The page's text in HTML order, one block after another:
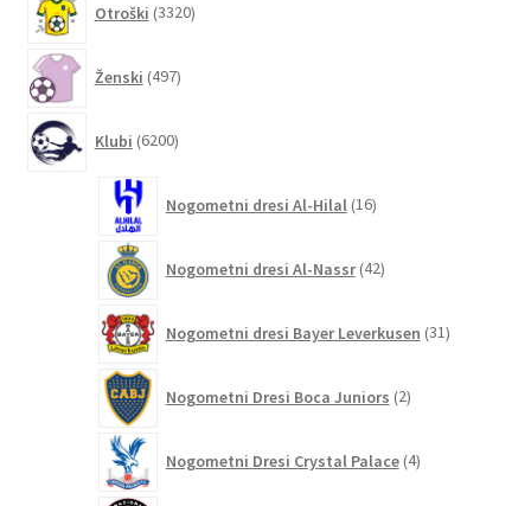
Otroški 3320izdelkov
Ženski 497izdelkov
Klubi 6200izdelkov
Nogometni dresi Al-Hilal 16izdelkov
Nogometni dresi Al-Nassr 42izdelkov
Nogometni dresi Bayer Leverkusen 31izdelkov
Nogometni Dresi Boca Juniors 2izdelka
Nogometni Dresi Crystal Palace 4izdelki